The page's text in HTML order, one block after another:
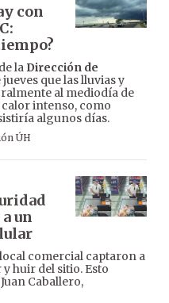
con
la Dirección de
que las lluvias y
al mediodía de
intenso, como
algunos días.
ÚH
un
comercial captaron a
huir del sitio. Esto
Caballero,